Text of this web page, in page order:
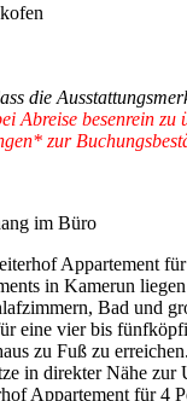
die
Abreise besenrein
zur
im Büro
in Kamerun
Bad und
eine vier bis
zu Fuß zu
in direkter Nähe zur